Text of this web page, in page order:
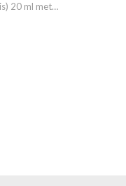
20 ml met…